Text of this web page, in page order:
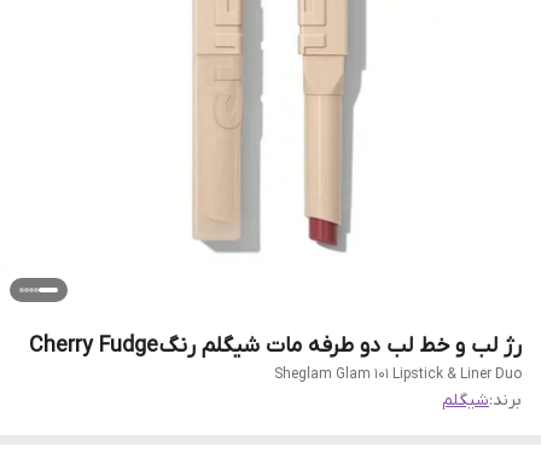
رژ لب و خط لب دو طرفه مات شیگلم رنگ Cherry Fudge
Sheglam Glam 101 Lipstick & Liner Duo
برند:شیگلم